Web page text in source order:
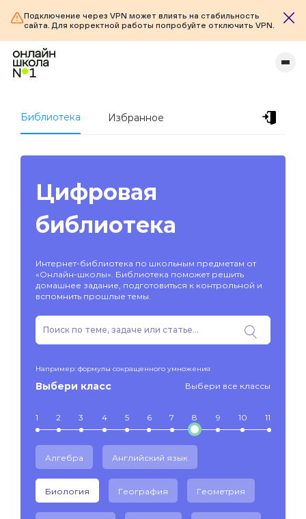
Подключение через VPN может влиять на стабильность
сайта. Для корректной работы попробуйте отключить VPN.
Библиотека Избранное
Цифровая
библиотека
Интернет-библиотека по школьным предметам от
«Онлайн-школы». Библиотека поможет решить
домашнее задание, подготовиться к контрольной и
вспомнить прошлые темы.
Например: формулы сокращенного умножения
Выбери класс Выбери все классы
1 2 3 4 5 6 7 8 9 10 11
Алгебра Английский язык
Биология География Геометрия